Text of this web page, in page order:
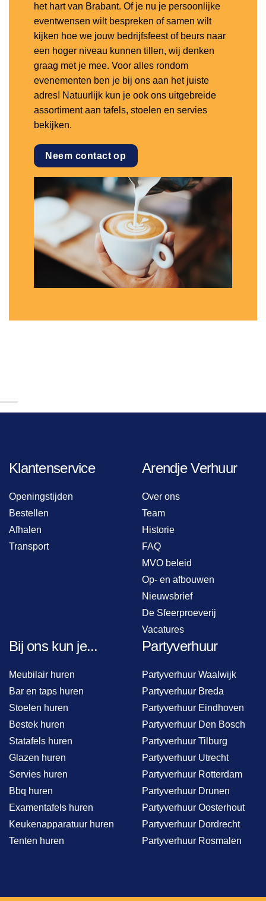
het hart van Brabant. Of je nu je persoonlijke
eventwensen wilt bespreken of samen wilt
kijken hoe we jouw bedrijfsfeest of beurs naar
een hoger niveau kunnen tillen, wij denken
graag met je mee. Voor alles rondom
evenementen ben je bij ons aan het juiste
adres! Natuurlijk kun je ook ons uitgebreide
assortiment aan tafels, stoelen en servies
bekijken.
Neem contact op
Klantenservice
Openingstijden
Bestellen
Afhalen
Transport
Arendje Verhuur
Over ons
Team
Historie
FAQ
MVO beleid
Op- en afbouwen
Nieuwsbrief
De Sfeerproeverij
Vacatures
Bij ons kun je...
Meubilair huren
Bar en taps huren
Stoelen huren
Bestek huren
Statafels huren
Glazen huren
Servies huren
Bbq huren
Examentafels huren
Keukenapparatuur huren
Tenten huren
Partyverhuur
Partyverhuur Waalwijk
Partyverhuur Breda
Partyverhuur Eindhoven
Partyverhuur Den Bosch
Partyverhuur Tilburg
Partyverhuur Utrecht
Partyverhuur Rotterdam
Partyverhuur Drunen
Partyverhuur Oosterhout
Partyverhuur Dordrecht
Partyverhuur Rosmalen